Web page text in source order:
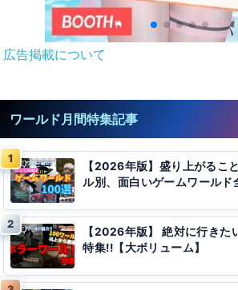
広告掲載について
ワールド月間特集記事
【2026年版】盛り上がるこ
ル別、面白いゲームワールド
【2026年版】 絶対に行きた
特集!!【大ボリューム】